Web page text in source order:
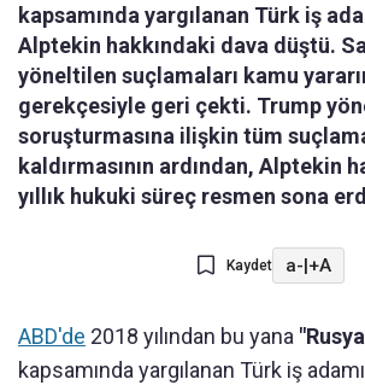
kapsamında yargılanan Türk iş
Alptekin hakkındaki dava düştü.
yöneltilen suçlamaları kamu
gerekçesiyle geri çekti. Trump
soruşturmasına ilişkin tüm
kaldırmasının ardından, Alptekin
yıllık hukuki süreç resmen sona
Kaydet a-|+A
ABD'de 2018 yılından bu yana
kapsamında yargılanan Türk iş